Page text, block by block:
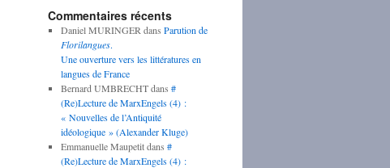
Commentaires récents
Daniel MURINGER dans Parution de
Florilangues.
Une ouverture vers les littératures en
langues de France
Bernard UMBRECHTdans #
(Re)Lecture de MarxEngels (4) :
« Nouvelles de l’Antiquité
idéologique » (Alexander Kluge)
Emmanuelle Maupetitdans #
(Re)Lecture de MarxEngels (4) :